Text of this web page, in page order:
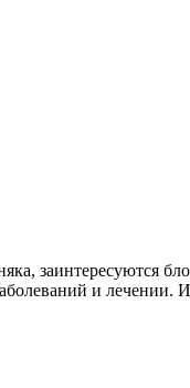
заинтересуются
и лечении.